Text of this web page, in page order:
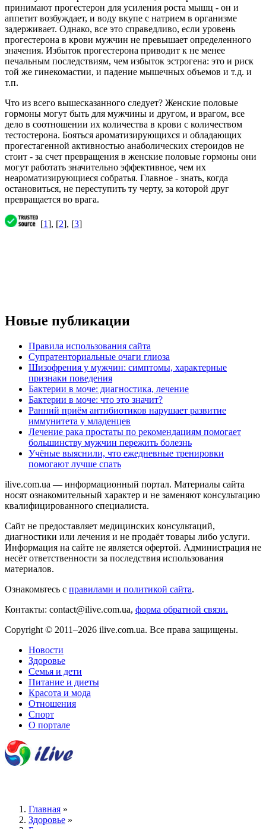
принимают прогестерон для усиления роста мышц - он и
аппетит возбуждает, и воду вкупе с натрием в организме
задерживает. Однако, все это справедливо, если уровень
прогестерона в крови мужчин не превышает определенного
значения. Избыток прогестерона приводит к не менее
печальным последствиям, чем избыток эстрогена: это и риск
той же гинекомастии, и падение мышечных объемов и т.д. и
т.п.
Что из всего вышесказанного следует? Женские половые
гормоны могут быть для мужчины и другом, и врагом, все
дело в соотношении их количества в крови с количеством
тестостерона. Бояться ароматизирующихся и обладающих
прогестагенной активностью анаболических стероидов не
стоит - за счет превращения в женские половые гормоны они
могут работать значительно эффективное, чем их
неароматизирующиеся собратья. Главное - знать, когда
остановиться, не переступить ту черту, за которой друг
превращается во врага.
[1], [2], [3]
Новые публикации
Правила использования сайта
Супратенториальные очаги глиоза
Шизофрения у мужчин: симптомы, характерные
признаки поведения
Бактерии в моче: диагностика, лечение
Бактерии в моче: что это значит?
Ранний приём антибиотиков нарушает развитие
иммунитета у младенцев
Лечение рака простаты по рекомендациям помогает
большинству мужчин пережить болезнь
Учёные выяснили, что ежедневные тренировки
помогают лучше спать
ilive.com.ua — информационный портал. Материалы сайта
носят ознакомительный характер и не заменяют консультацию
квалифицированного специалиста.
Сайт не предоставляет медицинских консультаций,
диагностики или лечения и не продаёт товары либо услуги.
Информация на сайте не является офертой. Администрация не
несёт ответственности за последствия использования
материалов.
Ознакомьтесь с правилами и политикой сайта.
Контакты: contact@ilive.com.ua, форма обратной связи.
Copyright © 2011–2026 ilive.com.ua. Все права защищены.
Новости
Здоровье
Семья и дети
Питание и диеты
Красота и мода
Отношения
Спорт
О портале
Главная »
Здоровье »